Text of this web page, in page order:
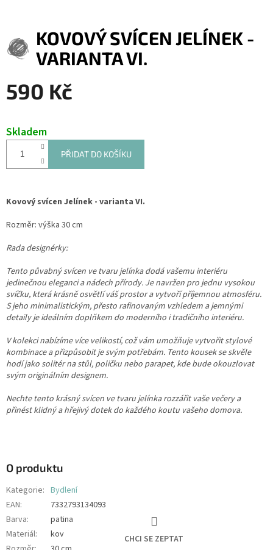
KOVOVÝ SVÍCEN JELÍNEK -
VARIANTA VI.
590 Kč
Skladem
PŘIDAT DO KOŠÍKU
Kovový svícen Jelínek - varianta VI.
Rozměr: výška 30 cm
Rada designérky:
Tento půvabný svícen ve tvaru jelínka dodá vašemu interiéru
jedinečnou eleganci a nádech přírody. Je navržen pro jednu vysokou
svíčku, která krásně osvětlí váš prostor a vytvoří příjemnou atmosféru.
S jeho minimalistickým, přesto rafinovaným vzhledem a jemnými
detaily je ideálním doplňkem do moderního i tradičního interiéru.
V kolekci nabízíme více velikostí, což vám umožňuje vytvořit stylové
kombinace a přizpůsobit je svým potřebám. Tento kousek se skvěle
hodí jako solitér na stůl, poličku nebo parapet, kde bude okouzlovat
svým originálním designem.
Nechte tento krásný svícen ve tvaru jelínka rozzářit vaše večery a
přinést klidný a hřejivý dotek do každého koutu vašeho domova.
O produktu
Kategorie: Bydlení
EAN:
7332793134093
Barva:
patina
Materiál:
kov
CHCI SE ZEPTAT